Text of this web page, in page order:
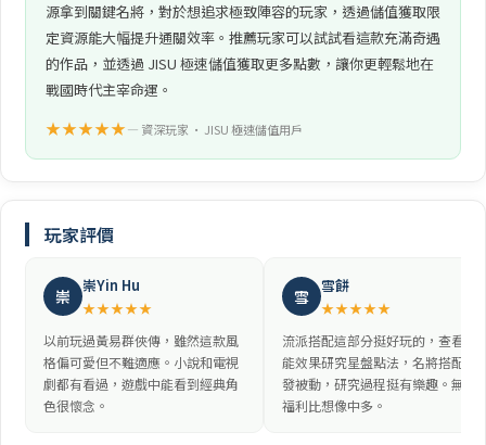
源拿到關鍵名將，對於想追求極致陣容的玩家，透過儲值獲取限
定資源能大幅提升通關效率。推薦玩家可以試試看這款充滿奇遇
的作品，並透過 JISU 極速儲值獲取更多點數，讓你更輕鬆地在
戰國時代主宰命運。
★★★★★— 資深玩家 • JISU 極速儲值用戶
玩家評價
崇 崇Yin Hu
★★★★★
以前玩過黃易群俠傳，雖然這款風
格偏可愛但不難適應。小說和電視
劇都有看過，遊戲中能看到經典角
色很懷念。
雪 雪餅
★★★★★
流派搭配這部分挺好玩的，查看技
能效果研究星盤點法，名將搭配觸
發被動，研究過程挺有樂趣。無課
福利比想像中多。